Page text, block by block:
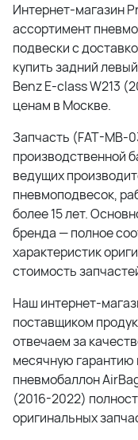
Интернет-магазин
ассортимент
подвески с
купить задний
Benz E-class W213
ценам в Москве.
Запчасть (FAT-MB-
производственной
ведущих
пневмоподвесок,
более 15 лет.
бренда — полное
характеристик
стоимость
Наш интернет-
поставщиком
отвечаем за
месячную гарантию
пневмобаллон
(2016-2022)
оригинальных